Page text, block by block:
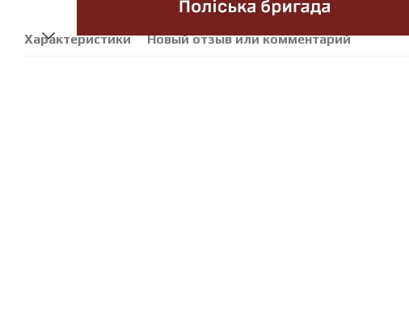
Характеристики Новый отзыв или комментарий